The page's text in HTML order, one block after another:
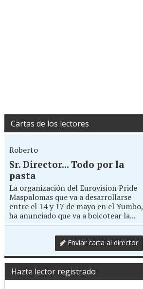
Cartas de los lectores
Roberto
Sr. Director... Todo por la
pasta
La organización del Eurovision Pride
Maspalomas que va a desarrollarse
entre el 14 y 17 de mayo en el Yumbo,
ha anunciado que va a boicotear la...
Enviar carta al director
Hazte lector registrado